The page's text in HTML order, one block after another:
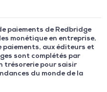
paiements de Redbridge
monétique en entreprise,
paiements, aux éditeurs et
sont complétés par
trésorerie pour saisir
du monde de la